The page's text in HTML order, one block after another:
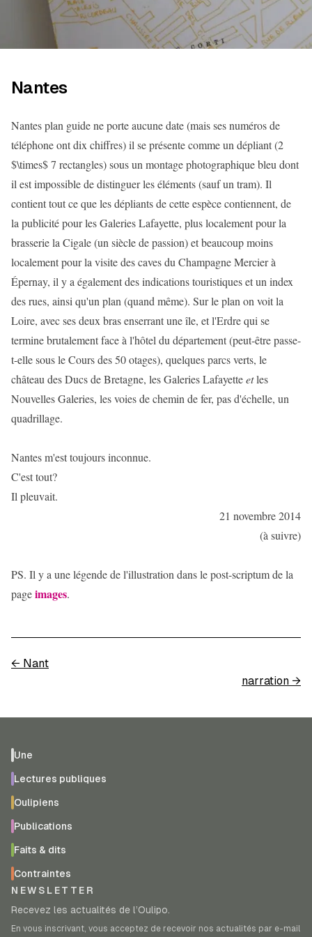
Nantes
Nantes plan guide ne porte aucune date (mais ses numéros de
téléphone ont dix chiffres) il se présente comme un dépliant (2
$\times$ 7 rectangles) sous un montage photographique bleu dont
il est impossible de distinguer les éléments (sauf un tram). Il
contient tout ce que les dépliants de cette espèce contiennent, de
la publicité pour les Galeries Lafayette, plus localement pour la
brasserie la Cigale (un siècle de passion) et beaucoup moins
localement pour la visite des caves du Champagne Mercier à
Épernay, il y a également des indications touristiques et un index
des rues, ainsi qu'un plan (quand même). Sur le plan on voit la
Loire, avec ses deux bras enserrant une île, et l'Erdre qui se
termine brutalement face à l'hôtel du département (peut-être passe-
t-elle sous le Cours des 50 otages), quelques parcs verts, le
château des Ducs de Bretagne, les Galeries Lafayetteetles
Nouvelles Galeries, les voies de chemin de fer, pas d'échelle, un
quadrillage.
Nantes m'est toujours inconnue.
C'est tout?
Il pleuvait.
21 novembre 2014
(à suivre)
PS. Il y a une légende de l'illustration dans le post-scriptum de la
pageimages.
← Nant
narration →
Une
Lectures publiques
Oulipiens
Publications
Faits & dits
Contraintes
NEWSLETTER
Recevez les actualités de l’Oulipo.
En vous inscrivant, vous acceptez de recevoir nos actualités par e-mail